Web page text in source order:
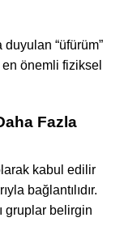
“üfürüm”
en önemli fiziksel
Fazla
kabul edilir
bağlantılıdır.
gruplar belirgin